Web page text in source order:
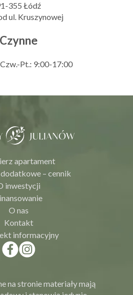
355 Łódź
ul. Kruszynowej
Czynne
Pt.: 9:00-17:00
apartament
– cennik
inwestycji
O nas
Kontakt
informacyjny
na stronie materiały mają